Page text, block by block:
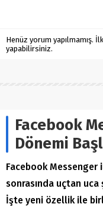
Henüz yorum yapılmamış.
yapabilirsiniz.
Facebook
Dönemi
Facebook
sonrasında uçtan
İşte yeni özellik ile